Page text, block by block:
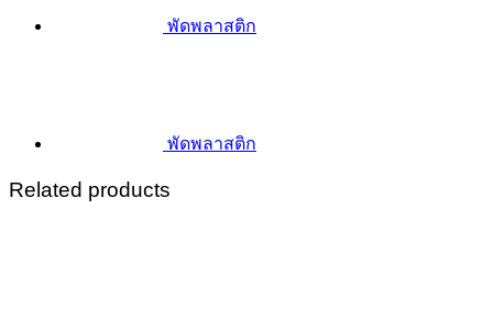
พัดพลาสติก
พัดพลาสติก
Related products